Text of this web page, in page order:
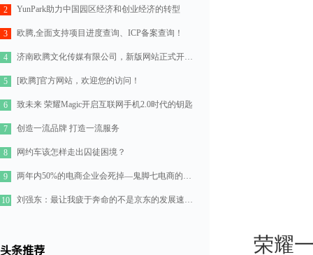
2 YunPark助力中国园区经济和创业经济的转型
3 欧腾,全面支持项目进度查询、ICP备案查询！
4 济南欧腾文化传媒有限公司，新版网站正式开通！
5 [欧腾]官方网站，欢迎您的访问！
6 致未来 荣耀Magic开启互联网手机2.0时代的钥匙
7 创造一流品牌 打造一流服务
8 网约车该怎样走出囚徒困境？
9 两年内50%的电商企业会死掉—鬼脚七电商的七点思考
10 刘强东：最让我疲于奔命的不是京东的发展速度，而是如何管理好11万人的队伍
头条推荐
荣耀